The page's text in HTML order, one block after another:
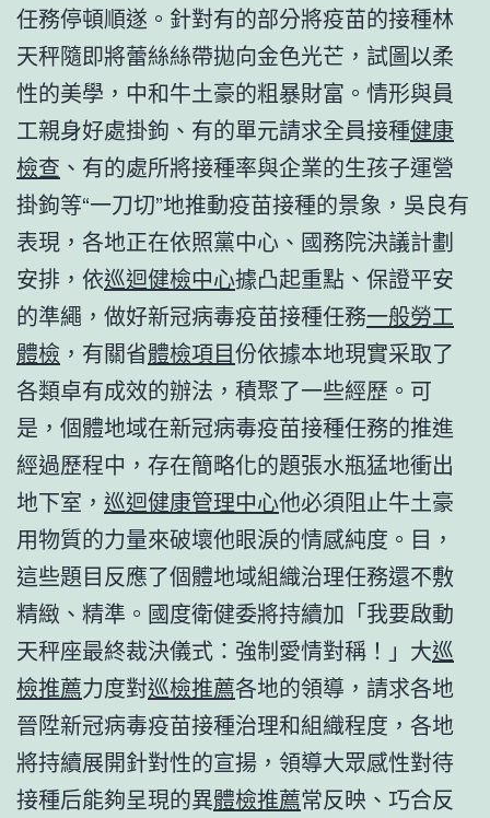
任務停頓順遂。針對有的部分將疫苗的接種林
天秤隨即將蕾絲絲帶拋向金色光芒，試圖以柔
性的美學，中和牛土豪的粗暴財富。情形與員
工親身好處掛鉤、有的單元請求全員接種健康
檢查 、有的處所將接種率與企業的生孩子運營
掛鉤等“一刀切”地推動疫苗接種的景象，吳良有
表現，各地正在依照黨中心、國務院決議計劃
安排，依巡迴健檢中心據凸起重點、保證平安
的準繩，做好新冠病毒疫苗接種任務一般勞工
體檢 ，有關省體檢項目份依據本地現實采取了
各類卓有成效的辦法，積聚了一些經歷。可
是，個體地域在新冠病毒疫苗接種任務的推進
經過歷程中，存在簡略化的題張水瓶猛地衝出
地下室， 巡迴健康管理中心他必須阻止牛土豪
用物質的力量來破壞他眼淚的情感純度。目，
這些題目反應了個體地域組織治理任務還不敷
精緻、精準。國度衛健委將持續加「我要啟動
天秤座最終裁決儀式：強制愛情對稱！」大巡
檢推薦力度對巡檢推薦各地的領導，請求各地
晉陞新冠病毒疫苗接種治理和組織程度，各地
將持續展開針對性的宣揚，領導大眾感性對待
接種后能夠呈現的異體檢推薦常反映、巧合反